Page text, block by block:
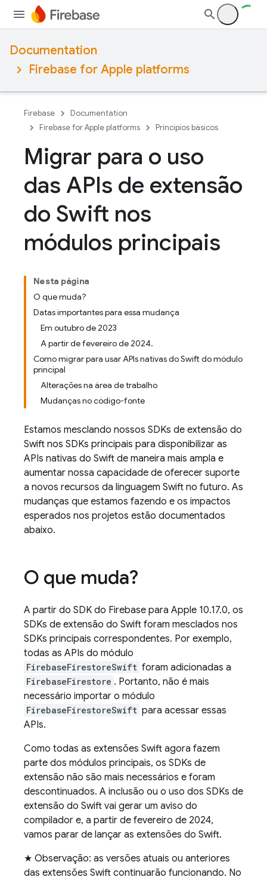
Documentation
Firebase for Apple platforms
Firebase
Documentation
Firebase for Apple platforms
Princípios básicos
Migrar para o uso
das APIs de extensão
do Swift nos
módulos principais
Nesta página
O que muda?
Datas importantes para essa mudança
Em outubro de 2023
A partir de fevereiro de 2024.
Como migrar para usar APIs nativas do Swift do módulo
principal
Alterações na área de trabalho
Mudanças no código-fonte
Estamos mesclando nossos SDKs de extensão do
Swift nos SDKs principais para disponibilizar as
APIs nativas do Swift de maneira mais ampla e
aumentar nossa capacidade de oferecer suporte
a novos recursos da linguagem Swift no futuro. As
mudanças que estamos fazendo e os impactos
esperados nos projetos estão documentados
abaixo.
O que muda?
A partir do SDK do Firebase para Apple 10.17.0, os
SDKs de extensão do Swift foram mesclados nos
SDKs principais correspondentes. Por exemplo,
todas as APIs do módulo
FirebaseFirestoreSwift foram adicionadas a
FirebaseFirestore . Portanto, não é mais
necessário importar o módulo
FirebaseFirestoreSwift para acessar essas
APIs.
Como todas as extensões Swift agora fazem
parte dos módulos principais, os SDKs de
extensão não são mais necessários e foram
descontinuados. A inclusão ou o uso dos SDKs de
extensão do Swift vai gerar um aviso do
compilador e, a partir de fevereiro de 2024,
vamos parar de lançar as extensões do Swift.
★ Observação: as versões atuais ou anteriores
das extensões Swift continuarão funcionando. No